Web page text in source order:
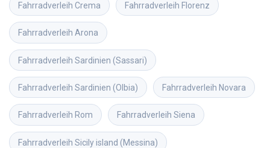
Fahrradverleih Crema Fahrradverleih Florenz
Fahrradverleih Arona
Fahrradverleih Sardinien (Sassari)
Fahrradverleih Sardinien (Olbia) Fahrradverleih Novara
Fahrradverleih Rom Fahrradverleih Siena
Fahrradverleih Sicily island (Messina)